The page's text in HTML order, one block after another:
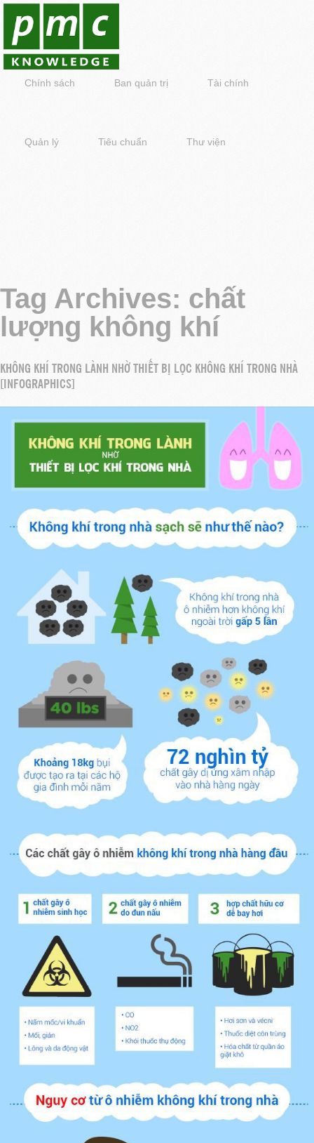
Chính sách Ban quản trị Tài chính
Quản lý Tiêu chuẩn Thư viện
Tag Archives: chất
lượng không khí
KHÔNG KHÍ TRONG LÀNH NHỜ THIẾT BỊ LỌC KHÔNG KHÍ TRONG NHÀ
[INFOGRAPHICS]